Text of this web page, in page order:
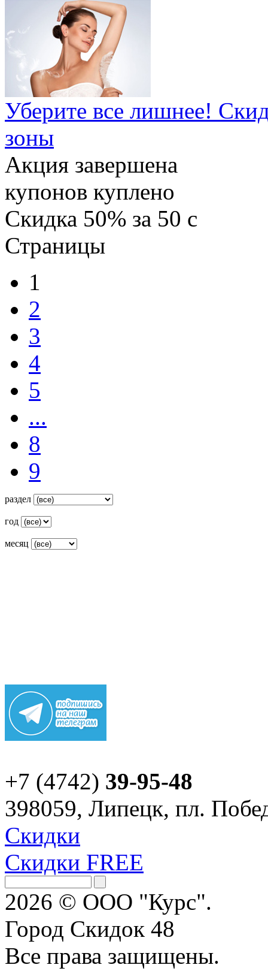
Уберите все лишнее!
зоны
Акция завершена
купонов куплено
Скидка 50% за 50 c
Страницы
1
2
3
4
5
...
8
9
раздел
год
месяц
+7 (4742) 39-95-48
398059, Липецк, пл.
Скидки
Скидки FREE
2026 © ООО "Курс".
Город Скидок 48
Все права защищены.